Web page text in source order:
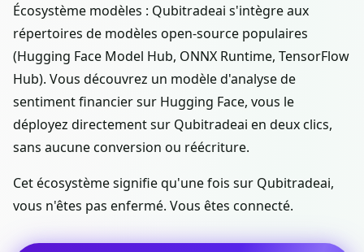
Écosystème modèles : Qubitradeai s'intègre aux
répertoires de modèles open-source populaires
(Hugging Face Model Hub, ONNX Runtime, TensorFlow
Hub). Vous découvrez un modèle d'analyse de
sentiment financier sur Hugging Face, vous le
déployez directement sur Qubitradeai en deux clics,
sans aucune conversion ou réécriture.
Cet écosystème signifie qu'une fois sur Qubitradeai,
vous n'êtes pas enfermé. Vous êtes connecté.